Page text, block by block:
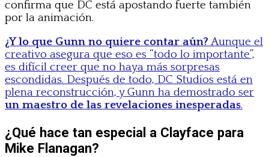
confirma que DC está apostando fuerte también
por la animación.
¿Y lo que Gunn no quiere contar aún? Aunque el
creativo asegura que eso es “todo lo importante”,
es difícil creer que no haya más sorpresas
escondidas. Después de todo, DC Studios está en
plena reconstrucción, y Gunn ha demostrado ser
un maestro de las revelaciones inesperadas.
¿Qué hace tan especial a Clayface para
Mike Flanagan?